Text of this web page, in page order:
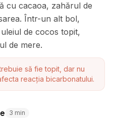
cu cacaoa, zahărul de
Într-un alt bol,
de cocos topit,
de mere.
să fie topit, dar nu
reacția bicarbonatului.
3 min